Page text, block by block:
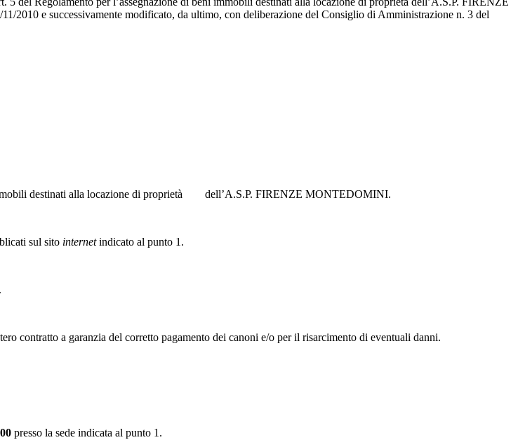
e successivamente modificato, da ultimo, con deliberazione del Consiglio di Amministrazione n. 3 del
destinati alla locazione di proprietà dell’A.S.P. FIRENZE MONTEDOMINI.
sul sito internetindicato al punto 1.
contratto a garanzia del corretto pagamento dei canoni e/o per il risarcimento di eventuali danni.
presso la sede indicata al punto 1.